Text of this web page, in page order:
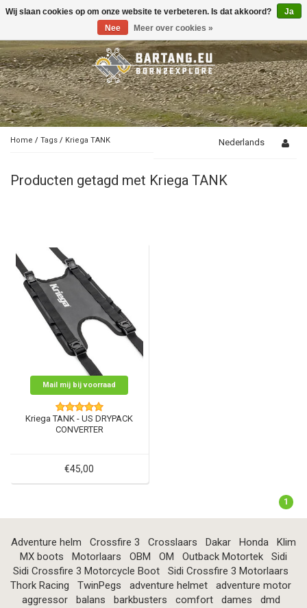
Toggle
Home / Tags / Kriega TANK Nederlands
Producten getagd met Kriega TANK
Mail mij bij voorraad
Kriega TANK - US DRYPACK
CONVERTER
€45,00
1
Adventure helm Crossfire 3 Crosslaars Dakar Honda
Klim
MX boots
Motorlaars OBM OM Outback Motortek
Sidi
Sidi Crossfire 3 Motorcycle Boot
Sidi Crossfire 3 Motorlaars
Thork Racing
TwinPegs adventure helmet
adventure motor
aggressor
balans barkbusters comfort dames
dmd
Wij slaan cookies op om onze website te verbeteren. Is dat akkoord?
Ja
Nee
Meer over cookies »